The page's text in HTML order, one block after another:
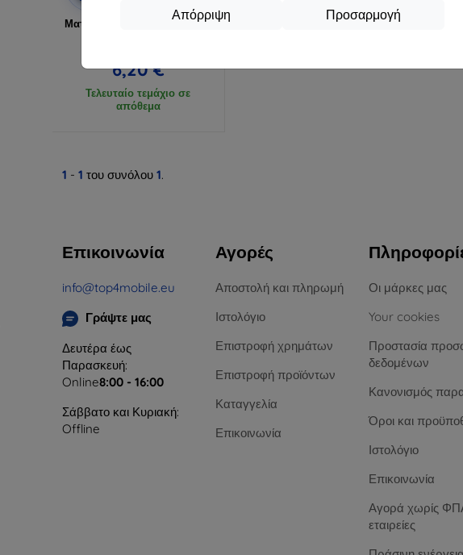
Προσαρμογή
Απόρριψη
Ματ θήκη 3MK για Realme 15
6,20 €
Τελευταίο τεμάχιο σε
απόθεμα
1 - 1 του συνόλου 1.
Επικοινωνία
info@top4mobile.eu
Γράψτε μας
Δευτέρα έως
Παρασκευή:
Online8:00 - 16:00
Σάββατο και Κυριακή:
Offline
Αγορές
Αποστολή και πληρωμή
Ιστολόγιο
Επιστροφή χρημάτων
Επιστροφή προϊόντων
Καταγγελία
Επικοινωνία
Οι μάρκες μας
Your cookies
Προστασία
δεδομένων
Κανονισμός
Όροι και
Ιστολόγιο
Επικοινωνία
Αγορά χωρίς
εταιρείες